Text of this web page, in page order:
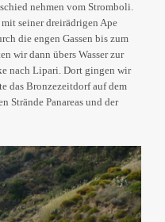
nehmen vom Stromboli.
seiner dreirädrigen Ape
die engen Gassen bis zum
wir dann übers Wasser zur
nach Lipari. Dort gingen wir
das Bronzezeitdorf auf dem
Strände Panareas und der